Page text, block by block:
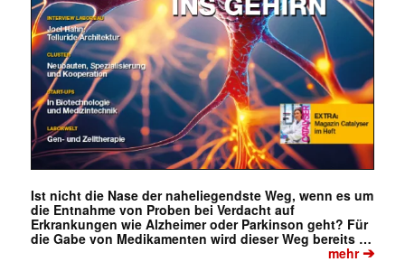
Ist nicht die Nase der naheliegendste Weg, wenn es um
die Entnahme von Proben bei Verdacht auf
Erkrankungen wie Alzheimer oder Parkinson geht? Für
die Gabe von Medikamenten wird dieser Weg bereits …
mehr➔